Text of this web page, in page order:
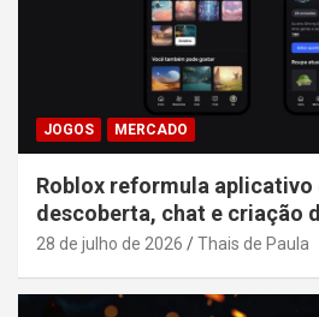
JOGOS MERCADO
Roblox reformula aplicativo
descoberta, chat e criação
28 de julho de 2026 Thais de Paula